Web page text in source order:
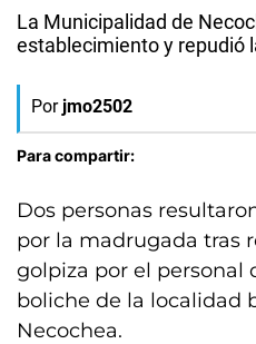
La Municipalidad de
establecimiento y repudió
Por jmo2502
Para compartir:
Dos personas
por la madrugada tras
golpiza por el personal
boliche de la localidad
Necochea.